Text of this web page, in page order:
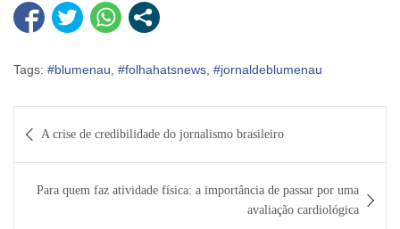
Tags: #blumenau, #folhahatsnews, #jornaldeblumenau
de
A crise de credibilidade do jornalismo brasileiro
Para quem faz atividade física: a importância de passar por uma
avaliação cardiológica